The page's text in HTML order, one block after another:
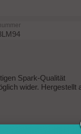
Spark-Qualität
wider. Hergestellt